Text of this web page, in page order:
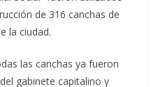
de 316 canchas de
la ciudad.
las canchas ya fueron
gabinete capitalino y